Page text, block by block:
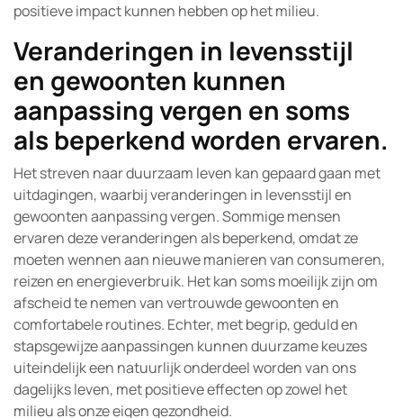
positieve impact kunnen hebben op het milieu.
Veranderingen in levensstijl
en gewoonten kunnen
aanpassing vergen en soms
als beperkend worden ervaren.
Het streven naar duurzaam leven kan gepaard gaan met
uitdagingen, waarbij veranderingen in levensstijl en
gewoonten aanpassing vergen. Sommige mensen
ervaren deze veranderingen als beperkend, omdat ze
moeten wennen aan nieuwe manieren van consumeren,
reizen en energieverbruik. Het kan soms moeilijk zijn om
afscheid te nemen van vertrouwde gewoonten en
comfortabele routines. Echter, met begrip, geduld en
stapsgewijze aanpassingen kunnen duurzame keuzes
uiteindelijk een natuurlijk onderdeel worden van ons
dagelijks leven, met positieve effecten op zowel het
milieu als onze eigen gezondheid.